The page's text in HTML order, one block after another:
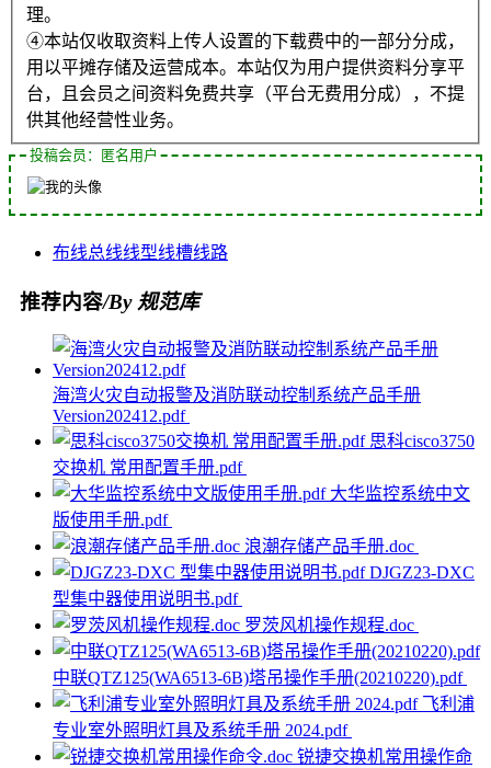
理。
④本站仅收取资料上传人设置的下载费中的一部分分成，
用以平摊存储及运营成本。本站仅为用户提供资料分享平
台，且会员之间资料免费共享（平台无费用分成），不提
供其他经营性业务。
投稿会员：匿名用户
布线总线线型线槽线路
推荐内容/By 规范库
海湾火灾自动报警及消防联动控制系统产品手册
Version202412.pdf
思科cisco3750
交换机 常用配置手册.pdf
大华监控系统中文
版使用手册.pdf
浪潮存储产品手册.doc
DJGZ23-DXC
型集中器使用说明书.pdf
罗茨风机操作规程.doc
中联QTZ125(WA6513-6B)塔吊操作手册(20210220).pdf
飞利浦
专业室外照明灯具及系统手册 2024.pdf
锐捷交换机常用操作命